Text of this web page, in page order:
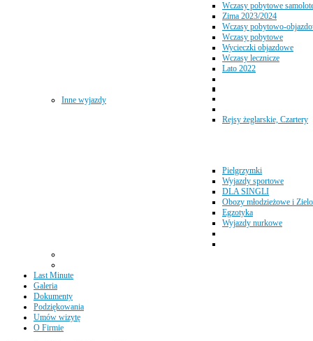
Wczasy pobytowe
Zima 2023/2024
Wczasy pobytowo-
Wczasy pobytowe
Wycieczki objazdowe
Wczasy lecznicze
Lato 2022
Inne wyjazdy
Rejsy żeglarskie, Czartery
Pielgrzymki
Wyjazdy sportowe
DLA SINGLI
Obozy młodzieżowe i
Egzotyka
Wyjazdy nurkowe
Last Minute
Galeria
Dokumenty
Podziękowania
Umów wizytę
O Firmie